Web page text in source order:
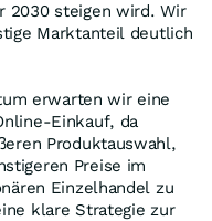
2030 steigen wird. Wir
Marktanteil deutlich
erwarten wir eine
Einkauf, da
Produktauswahl,
Preise im
Einzelhandel zu
klare Strategie zur